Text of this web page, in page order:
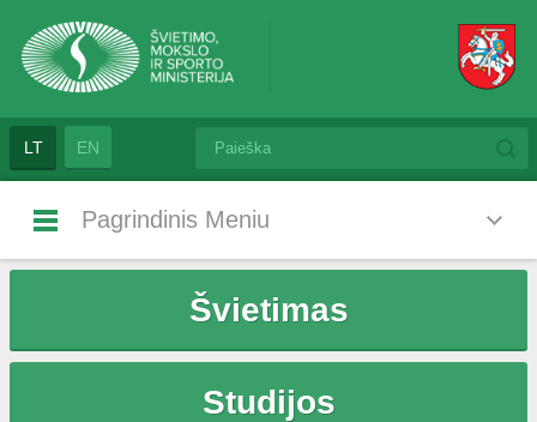
LT EN
Pagrindinis Meniu
Švietimas
Studijos